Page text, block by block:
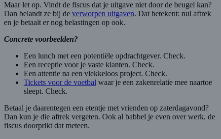
Maar let op. Vindt de fiscus dat je uitgave niet door de beugel kan?
Dan belandt ze bij de verworpen uitgaven. Dat betekent: nul aftrek
en je betaalt er nog belastingen op ook.
Concrete voorbeelden?
Een lunch met een potentiële opdrachtgever. Check.
Een receptie voor je vaste klanten. Check.
Een attentie na een vlekkeloos project. Check.
Tickets voor de voetbal waar je een zakenrelatie mee naartoe
sleept. Check.
Betaal je daarentegen een etentje met vrienden op zaterdagavond?
Dan kun je die aftrek vergeten. Ook al babbel je even over werk, de
fiscus doorprikt dat meteen.